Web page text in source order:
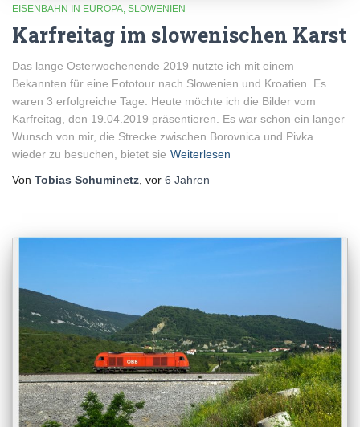
EISENBAHN IN EUROPA SLOWENIEN
Karfreitag im slowenischen Karst
Das lange Osterwochenende 2019 nutzte ich mit einem
Bekannten für eine Fototour nach Slowenien und Kroatien. Es
waren 3 erfolgreiche Tage. Heute möchte ich die Bilder vom
Karfreitag, den 19.04.2019 präsentieren. Es war schon ein langer
Wunsch von mir, die Strecke zwischen Borovnica und Pivka
wieder zu besuchen, bietet sie Weiterlesen
Von Tobias Schuminetz , vor 6 Jahren